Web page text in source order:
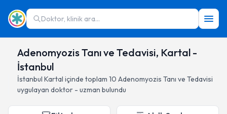
Doktor, klinik ara...
Adenomyozis Tanı ve Tedavisi, Kartal -
İstanbul
İstanbul Kartal içinde toplam 10 Adenomyozis Tanı ve Tedavisi
uygulayan doktor - uzman bulundu